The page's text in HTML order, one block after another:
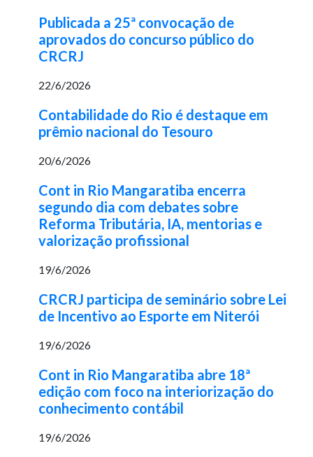
Publicada a 25ª convocação de
aprovados do concurso público do
CRCRJ
22/6/2026
Contabilidade do Rio é destaque em
prêmio nacional do Tesouro
20/6/2026
Cont in Rio Mangaratiba encerra
segundo dia com debates sobre
Reforma Tributária, IA, mentorias e
valorização profissional
19/6/2026
CRCRJ participa de seminário sobre Lei
de Incentivo ao Esporte em Niterói
19/6/2026
Cont in Rio Mangaratiba abre 18ª
edição com foco na interiorização do
conhecimento contábil
19/6/2026